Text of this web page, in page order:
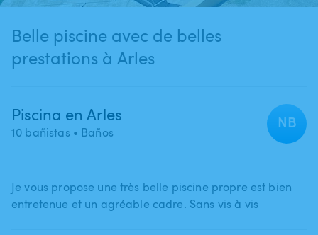
Belle piscine avec de belles
prestations à Arles
Piscina en Arles
10 bañistas • Baños
NB
Je vous propose une très belle piscine propre est bien
entretenue et un agréable cadre. Sans vis à vis